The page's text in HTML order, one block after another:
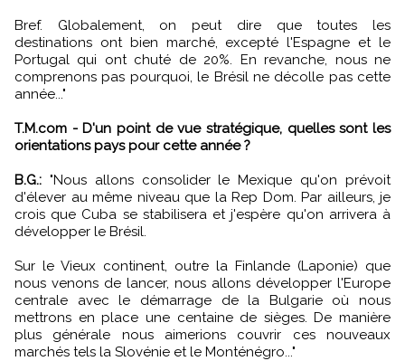
Bref. Globalement, on peut dire que toutes les
destinations ont bien marché, excepté l'Espagne et le
Portugal qui ont chuté de 20%. En revanche, nous ne
comprenons pas pourquoi, le Brésil ne décolle pas cette
année..."
T.M.com - D'un point de vue stratégique, quelles sont les
orientations pays pour cette année ?
B.G.: "Nous allons consolider le Mexique qu'on prévoit
d'élever au même niveau que la Rep Dom. Par ailleurs, je
crois que Cuba se stabilisera et j'espère qu'on arrivera à
développer le Brésil.
Sur le Vieux continent, outre la Finlande (Laponie) que
nous venons de lancer, nous allons développer l'Europe
centrale avec le démarrage de la Bulgarie où nous
mettrons en place une centaine de sièges. De manière
plus générale nous aimerions couvrir ces nouveaux
marchés tels la Slovénie et le Monténégro..."